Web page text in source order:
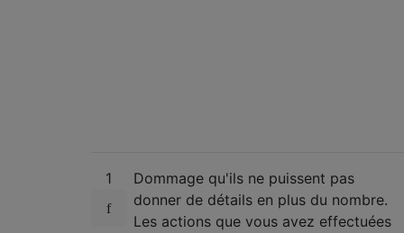
1
Dommage qu'ils ne puissent pas
donner de détails en plus du nombre.
Les actions que vous avez effectuées